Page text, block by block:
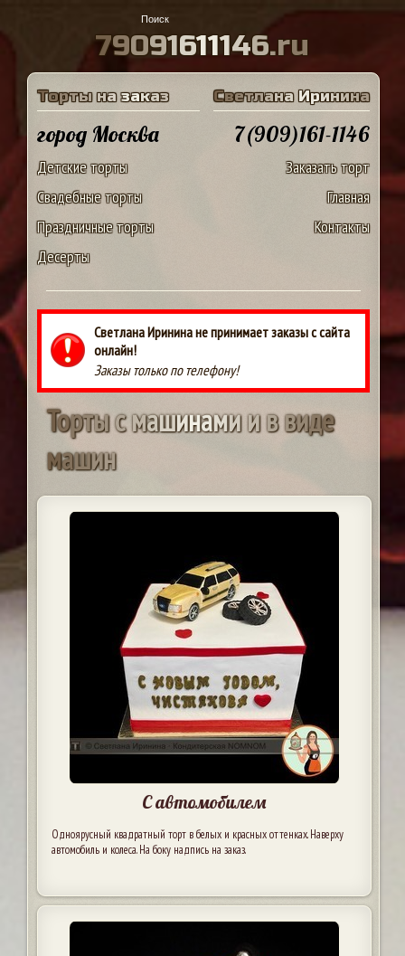
79091611146.ru
Торты на заказ
город Москва
Детские торты
Свадебные торты
Праздничные торты
Десерты
Светлана Иринина
7(909)161-1146
Заказать торт
Главная
Контакты
Светлана Иринина не принимает заказы с сайта
онлайн!
Заказы только по телефону!
Тортысмашинамииввиде
машин
С автомобилем
Одноярусный квадратный торт в белых и красных оттенках. Наверху
автомобиль и колеса. На боку надпись на заказ.